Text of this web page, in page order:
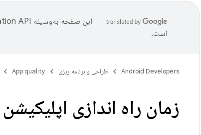
این صفحه به‌وسیله
است.
Android Developers طراحی و برنامه ریزی App quality
زمان راه اندازی اپلیکیشن